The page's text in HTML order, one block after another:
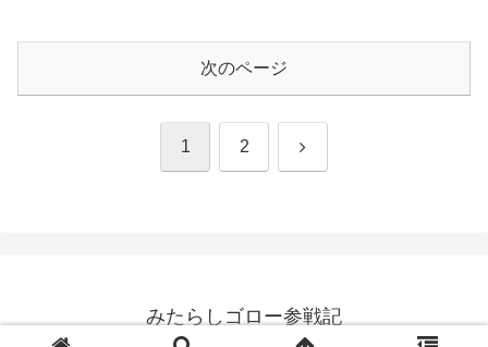
次のページ
1 2 次
みたらしゴロー参戦記